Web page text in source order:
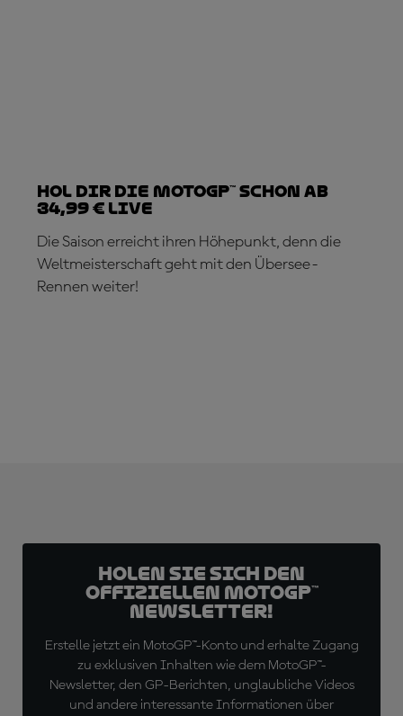
Hol dir die MotoGP™ schon ab
34,99 € live
Die Saison erreicht ihren Höhepunkt, denn die
Weltmeisterschaft geht mit den Übersee-
Rennen weiter!
Holen Sie sich den
offiziellen MotoGP™
Newsletter!
Erstelle jetzt ein MotoGP™-Konto und erhalte Zugang
zu exklusiven Inhalten wie dem MotoGP™-
Newsletter, den GP-Berichten, unglaubliche Videos
und andere interessante Informationen über